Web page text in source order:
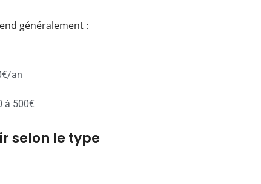
généralement :
an
à 500€
selon le type